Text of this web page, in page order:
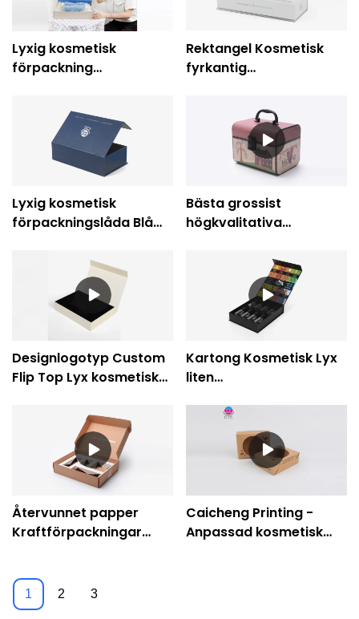
Lyxig kosmetisk
förpackning
Rektangel Kosmetisk
fyrkantig
Papperslådor
Tillverkare
Lyxig kosmetisk
förpackningslåda Blå
presentförpackning
Bästa grossist
högkvalitativa
resväska förpackning
Presentbox Company -
Caicheng utskrift
Designlogotyp Custom
Flip Top Lyx kosmetisk
Present Parfym Box
Company - Caicheng
Printing
Kartong Kosmetisk Lyx
liten
Hudvårdsförpackning
Magnetisk
presentförpackning-
Caicheng utskrift
Återvunnet papper
Kraftförpackningar
presentförpackningar
med lock
Caicheng Printing -
Anpassad kosmetisk
1 2 3